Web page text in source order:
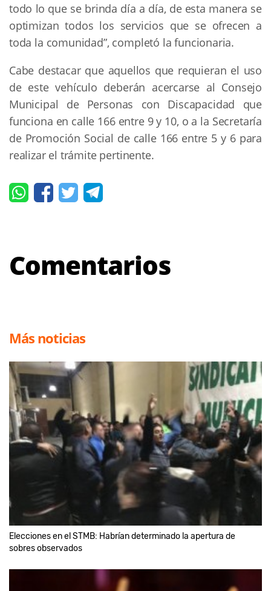
todo lo que se brinda día a día, de esta manera se
optimizan todos los servicios que se ofrecen a
toda la comunidad”, completó la funcionaria.
Cabe destacar que aquellos que requieran el uso
de este vehículo deberán acercarse al Consejo
Municipal de Personas con Discapacidad que
funciona en calle 166 entre 9 y 10, o a la Secretaría
de Promoción Social de calle 166 entre 5 y 6 para
realizar el trámite pertinente.
Comentarios
Más noticias
Elecciones en el STMB: Habrían determinado la apertura de
sobres observados